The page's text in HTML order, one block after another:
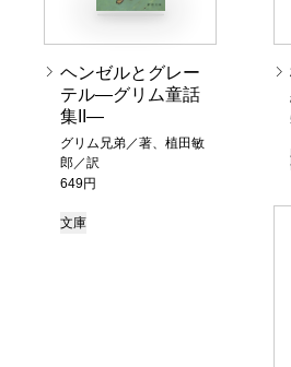
ヘンゼルとグレー
テル―グリム童話
集II―
グリム兄弟／著、植田敏
郎／訳
649円
文庫